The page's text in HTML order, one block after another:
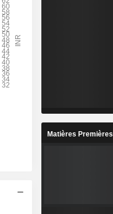
Matières Premières